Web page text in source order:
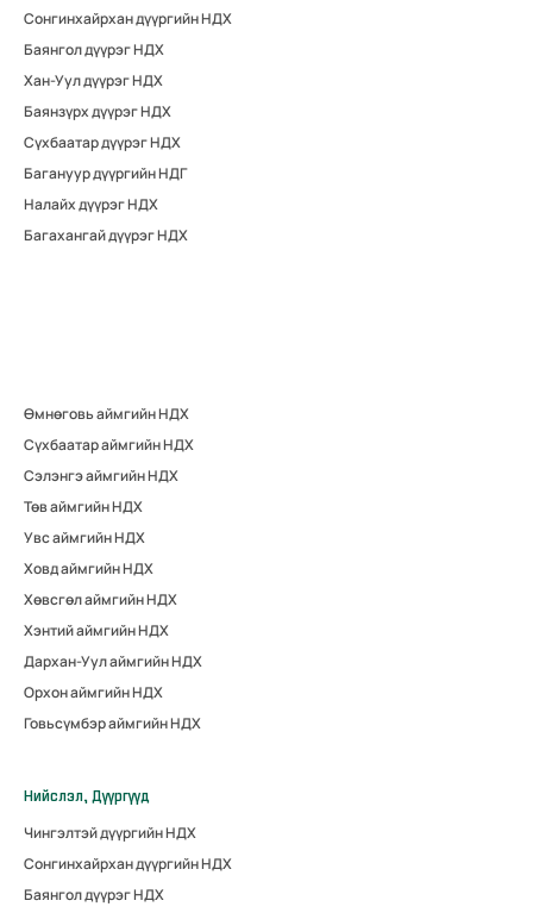
Сонгинхайрхан дүүргийн НДХ
Баянгол дүүрэг НДХ
Хан-Уул дүүрэг НДХ
Баянзүрх дүүрэг НДХ
Сүхбаатар дүүрэг НДХ
Багануур дүүргийн НДГ
Налайх дүүрэг НДХ
Багахангай дүүрэг НДХ
Өмнөговь аймгийн НДХ
Сүхбаатар аймгийн НДХ
Сэлэнгэ аймгийн НДХ
Төв аймгийн НДХ
Увс аймгийн НДХ
Ховд аймгийн НДХ
Хөвсгөл аймгийн НДХ
Хэнтий аймгийн НДХ
Дархан-Уул аймгийн НДХ
Орхон аймгийн НДХ
Говьсүмбэр аймгийн НДХ
Нийслэл, Дүүргүүд
Чингэлтэй дүүргийн НДХ
Сонгинхайрхан дүүргийн НДХ
Баянгол дүүрэг НДХ